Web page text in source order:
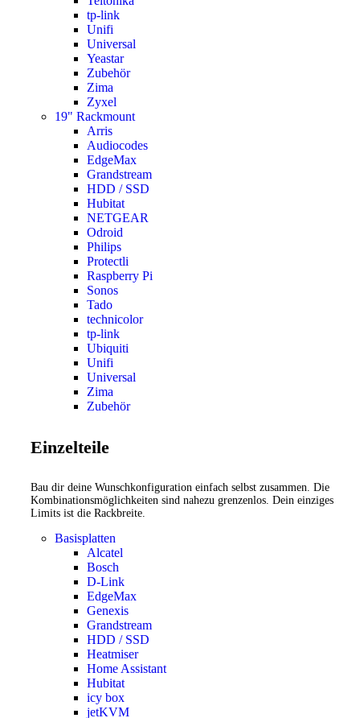
tp-link
Unifi
Universal
Yeastar
Zubehör
Zima
Zyxel
19" Rackmount
Arris
Audiocodes
EdgeMax
Grandstream
HDD / SSD
Hubitat
NETGEAR
Odroid
Philips
Protectli
Raspberry Pi
Sonos
Tado
technicolor
tp-link
Ubiquiti
Unifi
Universal
Zima
Zubehör
Einzelteile
Bau dir deine Wunschkonfiguration einfach selbst zusammen. Die
Kombinationsmöglichkeiten sind nahezu grenzenlos. Dein einziges
Limits ist die Rackbreite.
Basisplatten
Alcatel
Bosch
D-Link
EdgeMax
Genexis
Grandstream
HDD / SSD
Heatmiser
Home Assistant
Hubitat
icy box
jetKVM